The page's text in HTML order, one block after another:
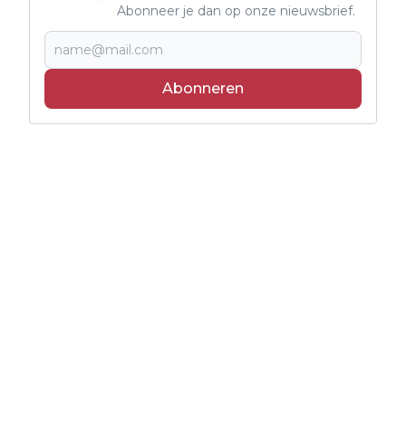
Abonneer je dan op onze nieuwsbrief.
Abonneren